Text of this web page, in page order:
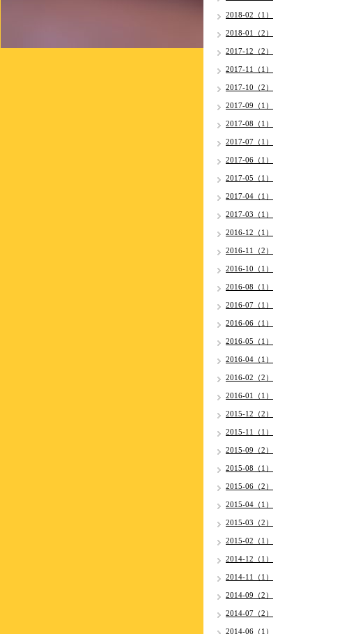
2018-02（1）
2018-01（2）
2017-12（2）
2017-11（1）
2017-10（2）
2017-09（1）
2017-08（1）
2017-07（1）
2017-06（1）
2017-05（1）
2017-04（1）
2017-03（1）
2016-12（1）
2016-11（2）
2016-10（1）
2016-08（1）
2016-07（1）
2016-06（1）
2016-05（1）
2016-04（1）
2016-02（2）
2016-01（1）
2015-12（2）
2015-11（1）
2015-09（2）
2015-08（1）
2015-06（2）
2015-04（1）
2015-03（2）
2015-02（1）
2014-12（1）
2014-11（1）
2014-09（2）
2014-07（2）
2014-06（1）